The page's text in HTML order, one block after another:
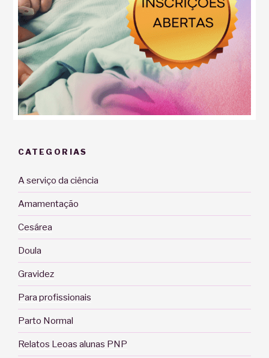
CATEGORIAS
A serviço da ciência
Amamentação
Cesárea
Doula
Gravidez
Para profissionais
Parto Normal
Relatos Leoas alunas PNP